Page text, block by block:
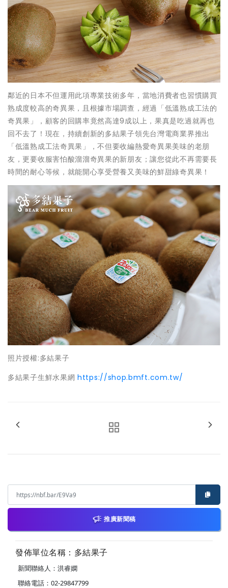
鄰近的日本不但運用此項專業技術多年，當地消費者也習慣購買
熟成度較高的奇異果，且根據市場調查，經過「低溫熟成工法的
奇異果」，顧客的回購率竟然高達9成以上，果真是吃過就再也
回不去了！現在，持續創新的多結果子領先台灣電商業界推出
「低溫熟成工法奇異果」，不但要收編熱愛奇異果美味的老朋
友，更要收服害怕酸溜溜奇異果的新朋友；讓您從此不再需要長
時間的耐心等候，就能開心享受營養又美味的鮮甜綠奇異果！
​照片授權:多結果子
多結果子生鮮水果網 https://shop.bmft.com.tw/
推廣新聞稿
發佈單位名稱：多結果子
新聞聯絡人：洪睿嫻
聯絡電話：02-29847799